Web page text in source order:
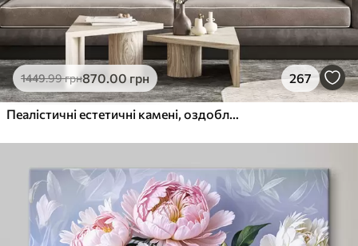
1449.99грн870.00 грн 267
Пеалістичні естетичні камені, оздоблення будинку, природне освітлення